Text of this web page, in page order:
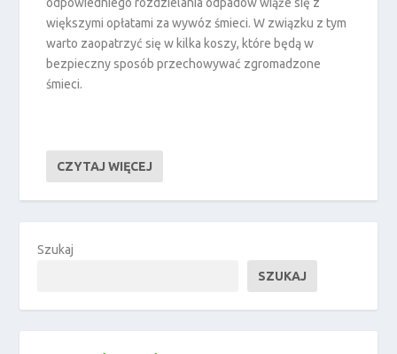
odpowiedniego rozdzielania odpadów wiąże się z
większymi opłatami za wywóz śmieci. W związku z tym
warto zaopatrzyć się w kilka koszy, które będą w
bezpieczny sposób przechowywać zgromadzone
śmieci.
CZYTAJ WIĘCEJ
Szukaj
SZUKAJ